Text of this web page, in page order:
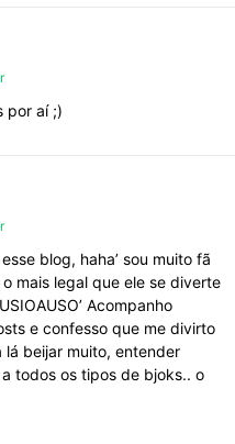
por aí ;)
blog, haha’ sou muito fã
mais legal que ele se diverte
Acompanho
e confesso que me divirto
lá beijar muito, entender
todos os tipos de bjoks.. o